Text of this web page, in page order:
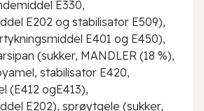
E330,
E202 og stabilisator E509),
E401 og E450),
(sukker, MANDLER (18 %),
stabilisator E420,
(E412 ogE413),
E202), sprøytgele (sukker,